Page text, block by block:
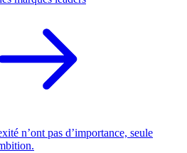
n’ont pas d’importance, seule